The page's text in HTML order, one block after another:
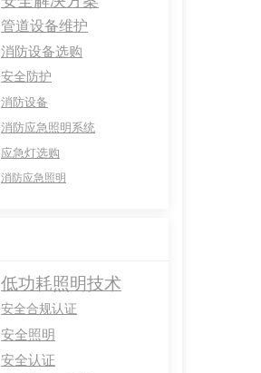
管道设备维护
消防设备选购
安全防护
消防设备
消防应急照明系统
应急灯选购
消防应急照明
低功耗照明技术
安全合规认证
安全照明
安全认证